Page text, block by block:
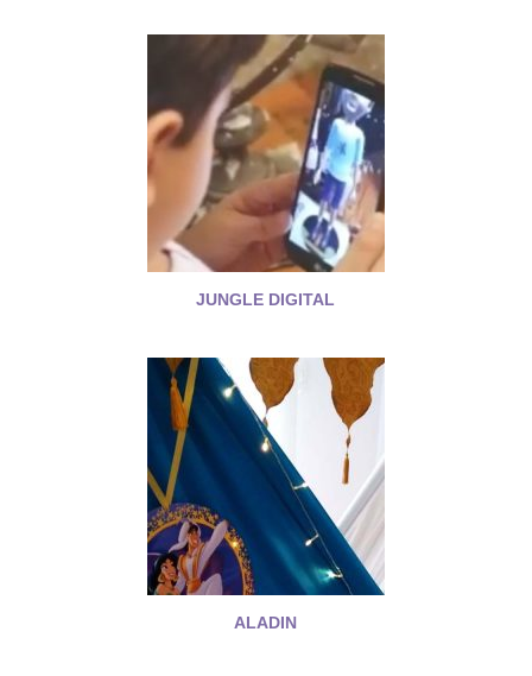
JUNGLE DIGITAL
ALADIN